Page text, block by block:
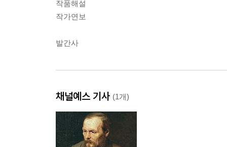
작품해설
작가연보
발간사
채널예스 기사 (1개)